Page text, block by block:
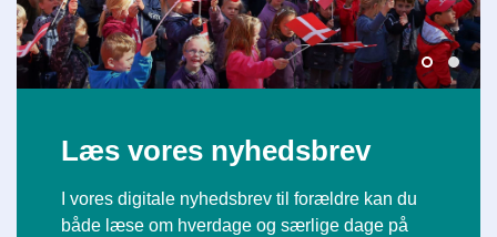
Læs vores nyhedsbrev
I vores digitale nyhedsbrev til forældre kan du
både læse om hverdage og særlige dage på